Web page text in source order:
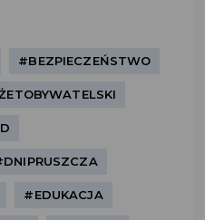
#BEZPIECZEŃSTWO
#EDUKACJA